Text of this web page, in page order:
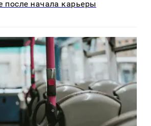
после начала карьеры